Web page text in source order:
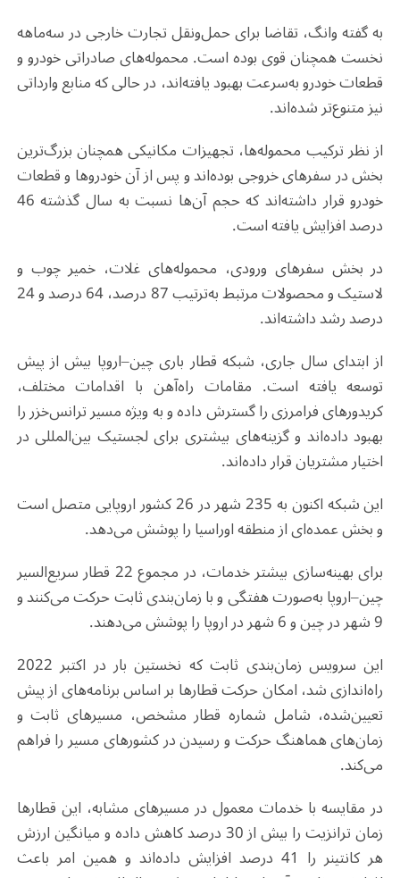
به گفته وانگ، تقاضا برای حمل‌ونقل تجارت خارجی در سه‌ماهه
نخست همچنان قوی بوده است. محموله‌های صادراتی خودرو و
قطعات خودرو به‌سرعت بهبود یافته‌اند، در حالی که منابع وارداتی
نیز متنوع‌تر شده‌اند.
از نظر ترکیب محموله‌ها، تجهیزات مکانیکی همچنان بزرگ‌ترین
بخش در سفرهای خروجی بوده‌اند و پس از آن خودروها و قطعات
خودرو قرار داشته‌اند که حجم آن‌ها نسبت به سال گذشته 46
درصد افزایش یافته است.
در بخش سفرهای ورودی، محموله‌های غلات، خمیر چوب و
لاستیک و محصولات مرتبط به‌ترتیب 87 درصد، 64 درصد و 24
درصد رشد داشته‌اند.
از ابتدای سال جاری، شبکه قطار باری چین–اروپا بیش از پیش
توسعه یافته است. مقامات راه‌آهن با اقدامات مختلف،
کریدورهای فرامرزی را گسترش داده و به‌ ویژه مسیر ترانس‌خزر را
بهبود داده‌اند و گزینه‌های بیشتری برای لجستیک بین‌المللی در
اختیار مشتریان قرار داده‌اند.
این شبکه اکنون به 235 شهر در 26 کشور اروپایی متصل است
و بخش عمده‌ای از منطقه اوراسیا را پوشش می‌دهد.
برای بهینه‌سازی بیشتر خدمات، در مجموع 22 قطار سریع‌السیر
چین–اروپا به‌صورت هفتگی و با زمان‌بندی ثابت حرکت می‌کنند و
9 شهر در چین و 6 شهر در اروپا را پوشش می‌دهند
.
این سرویس زمان‌بندی ثابت که نخستین بار در اکتبر 2022
راه‌اندازی شد، امکان حرکت قطارها بر اساس برنامه‌های از پیش
تعیین‌شده، شامل شماره قطار مشخص، مسیرهای ثابت و
زمان‌های هماهنگ حرکت و رسیدن در کشورهای مسیر را فراهم
می‌کند.
در مقایسه با خدمات معمول در مسیرهای مشابه، این قطارها
زمان ترانزیت را بیش از 30 درصد کاهش داده و میانگین ارزش
هر کانتینر را 41 درصد افزایش داده‌اند و همین امر باعث